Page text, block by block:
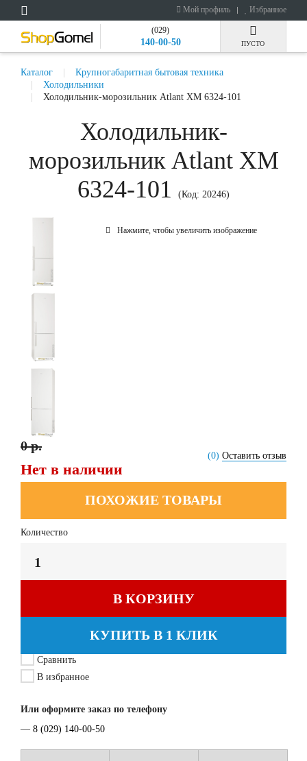
Мой профиль Избранное
(029)
140-00-50 ПУСТО
Каталог
Крупногабаритная бытовая техника
Холодильники
Холодильник-морозильник Atlant ХМ 6324-101
Холодильник-
морозильник Atlant ХМ
6324-101
(Код: 20246)
Нажмите, чтобы увеличить изображение
(0) Оставить отзыв
0 р.
Нет в наличии
ПОХОЖИЕ ТОВАРЫ
Количество
В КОРЗИНУ
КУПИТЬ В 1 КЛИК
Сравнить
В избранное
Или оформите заказ по телефону
— 8 (029) 140-00-50